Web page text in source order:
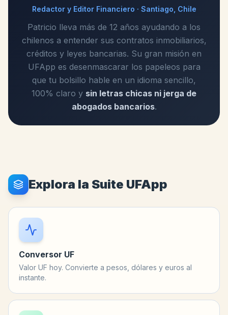
Redactor y Editor Financiero · Santiago, Chile
Patricio lleva más de 12 años ayudando a los
chilenos a entender sus contratos inmobiliarios,
créditos y leyes bancarias. Su gran misión en
UFApp es desenmascarar los papeleos para
que tu bolsillo hable en un idioma sencillo,
100% claro y sin letras chicas ni jerga de
abogados bancarios.
Explora la Suite UFApp
Conversor UF
Valor UF hoy. Convierte a pesos, dólares y euros al
instante.